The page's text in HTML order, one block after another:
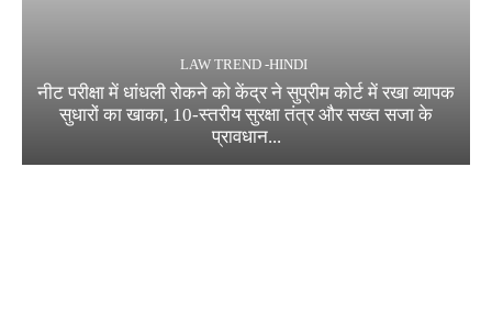
LAW TREND -HINDI
नीट परीक्षा में धांधली रोकने को केंद्र ने सुप्रीम कोर्ट में रखा व्यापक
सुधारों का खाका, 10-स्तरीय सुरक्षा तंत्र और सख्त सजा के
प्रावधान...